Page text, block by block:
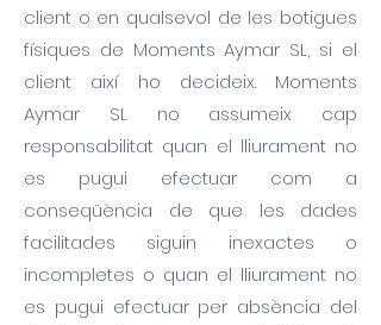
client o en qualsevol de les botigues
físiques de Moments Aymar SL, si el
client així ho decideix. Moments
Aymar SL no assumeix cap
responsabilitat quan el lliurament no
es pugui efectuar com a
conseqüència de que les dades
facilitades siguin inexactes o
incompletes o quan el lliurament no
es pugui efectuar per absència del